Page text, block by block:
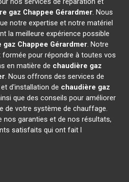
gaz Chappee Gérardmer. Nous
notre expertise et notre matériel
la meilleure expérience possible
gaz Chappee Gérardmer. Notre
formée pour répondre à toutes vos
en matière de chaudière gaz
. Nous offrons des services de
d'installation de chaudière gaz
que des conseils pour améliorer
de votre système de chauffage.
nos garanties et de nos résultats,
satisfaits qui ont fait l